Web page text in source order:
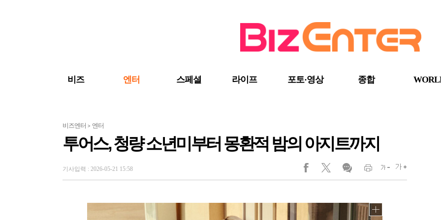
비즈 엔터 스페셜 라이프 포토·영상 종합
비즈엔터 > 엔터
투어스, 청량 소년미부터 몽환적 밤의 아지트까지
기사입력 : 2026-05-21 15:58